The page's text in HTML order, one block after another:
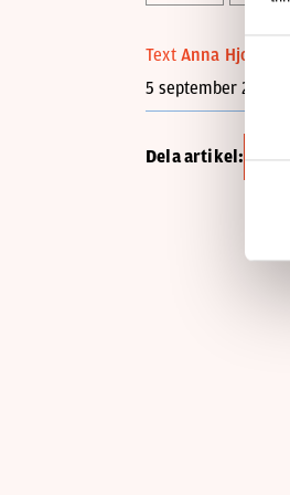
Text Anna Hjorth
5 september 2012
Dela artikel: